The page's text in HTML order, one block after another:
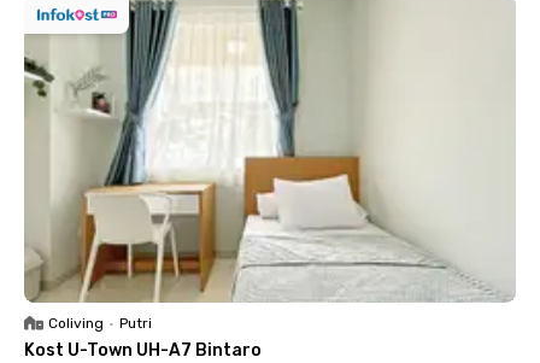
Coliving • Putri
Kost U-Town UH-A7 Bintaro